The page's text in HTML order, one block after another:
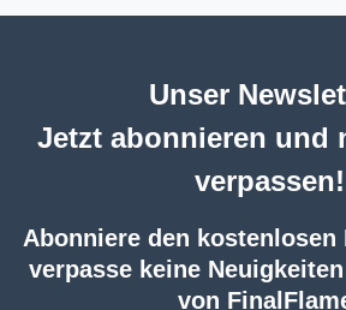
Unser
Jetzt abonnieren und
verpassen!
Abonniere den kostenlosen
verpasse keine
von